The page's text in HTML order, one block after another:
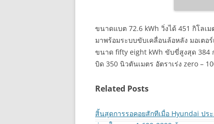
ขนาดแบต 72.6 kWh วิ่งได้ 451 กิโลเ
มาพร้อมระบบขับเคลื่อนล้อหลัง มอเตอ
ขนาด fifty eight kWh ขับขี่สูงสุด 384
บิด 350 นิวตันเมตร อัตราเร่ง zero –
Related Posts
สิ้นสุดการรอคอยสักทีเมื่อ Hyundai ป